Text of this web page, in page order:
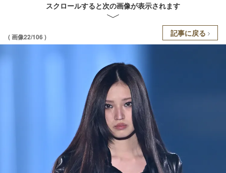
スクロールすると次の画像が表示されます
( 画像22/106 ) 記事に戻る